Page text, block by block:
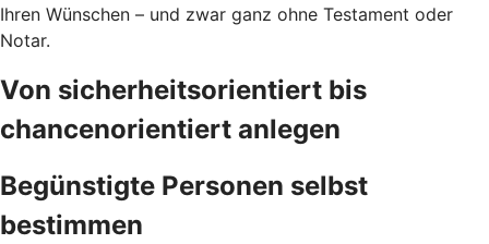
Ihren Wünschen – und zwar ganz ohne Testament oder
Notar.
Von sicherheitsorientiert bis
chancenorientiert anlegen
Begünstigte Personen selbst
bestimmen